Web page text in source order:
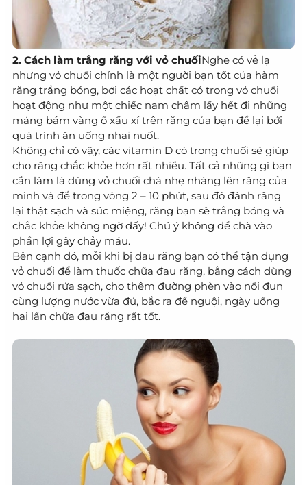
2. Cách làm trắng răng với vỏ chuốiNghe có vẻ lạ
nhưng vỏ chuối chính là một người bạn tốt của hàm
răng trắng bóng, bởi các hoạt chất có trong vỏ chuối
hoạt động như một chiếc nam châm lấy hết đi những
mảng bám vàng ố xấu xí trên răng của bạn để lại bởi
quá trình ăn uống nhai nuốt.
Không chỉ có vậy, các vitamin D có trong chuối sẽ giúp
cho răng chắc khỏe hơn rất nhiều. Tất cả những gì bạn
cần làm là dùng vỏ chuối chà nhẹ nhàng lên răng của
mình và để trong vòng 2 – 10 phút, sau đó đánh răng
lại thật sạch và súc miệng, răng bạn sẽ trắng bóng và
chắc khỏe không ngờ đấy! Chú ý không để chà vào
phần lợi gây chảy máu.
Bên cạnh đó, mỗi khi bị đau răng bạn có thể tận dụng
vỏ chuối để làm thuốc chữa đau răng, bằng cách dùng
vỏ chuối rửa sạch, cho thêm đường phèn vào nồi đun
cùng lượng nước vừa đủ, bắc ra để nguội, ngày uống
hai lần chữa đau răng rất tốt.